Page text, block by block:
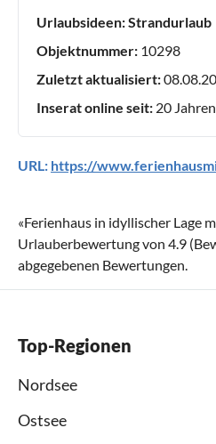
Urlaubsideen:Strandurlaub
Objektnummer: 10298
Zuletzt aktualisiert:
Inserat online seit: 20
URL: https://
«Ferienhaus in idyllischer Lage
Urlauberbewertung von 4.9
abgegebenen Bewertungen.
Top-Regionen
Nordsee
Ostsee